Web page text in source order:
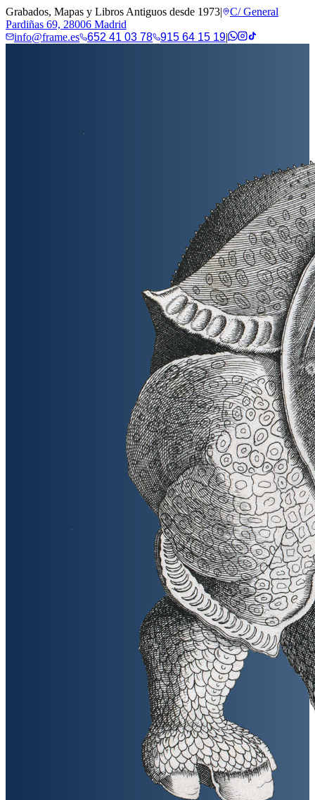
Grabados, Mapas y Libros Antiguos desde 1973|
C/ General
Pardiñas 69, 28006 Madrid
info@frame.es
652 41 03 78 915 64 15 19|